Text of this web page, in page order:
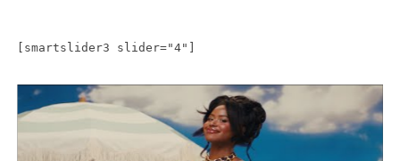
[smartslider3 slider="4"]